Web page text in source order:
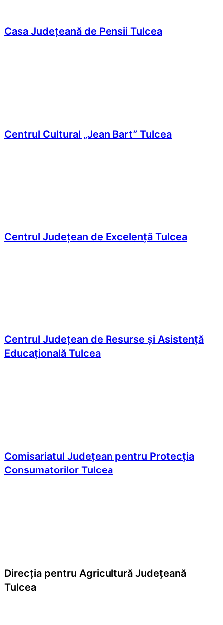
Casa Județeană de Pensii Tulcea
Centrul Cultural „Jean Bart” Tulcea
Centrul Județean de Excelență Tulcea
Centrul Județean de Resurse și Asistență
Educațională Tulcea
Comisariatul Județean pentru Protecția
Consumatorilor Tulcea
Direcția pentru Agricultură Județeană
Tulcea